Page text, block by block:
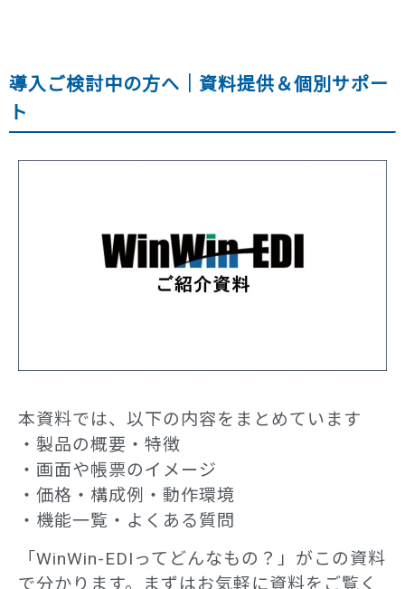
導入ご検討中の方へ｜資料提供＆個別サポー
ト
本資料では、以下の内容をまとめています
・製品の概要・特徴
・画面や帳票のイメージ
・価格・構成例・動作環境
・機能一覧・よくある質問
「WinWin-EDIってどんなもの？」がこの資料
で分かります。
まずはお気軽に資料をご覧く